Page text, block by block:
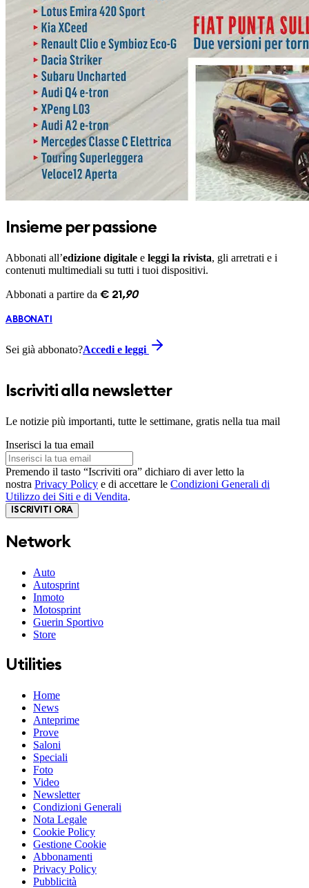
Insieme per passione
Abbonati all’edizione digitale e leggi la rivista, gli arretrati e i
contenuti multimediali su tutti i tuoi dispositivi.
Abbonati a partire da € 21 ,90
ABBONATI
Sei già abbonato?Accedi e leggi
Iscriviti alla newsletter
Le notizie più importanti, tutte le settimane, gratis nella tua mail
Inserisci la tua email
Premendo il tasto “Iscriviti ora” dichiaro di aver letto la
nostra Privacy Policy e di accettare le Condizioni Generali di
Utilizzo dei Siti e di Vendita.
ISCRIVITI ORA
Network
Auto
Autosprint
Inmoto
Motosprint
Guerin Sportivo
Store
Utilities
Home
News
Anteprime
Prove
Saloni
Speciali
Foto
Video
Newsletter
Condizioni Generali
Nota Legale
Cookie Policy
Gestione Cookie
Abbonamenti
Privacy Policy
Pubblicità